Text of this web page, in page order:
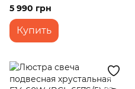
654S/6)
5 990 грн
Купить